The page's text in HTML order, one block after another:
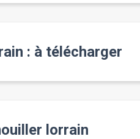
: à télécharger
lorrain